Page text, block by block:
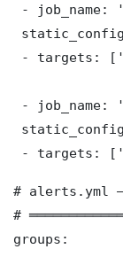
- job_name:
- targets:
- job_name:
- targets:
# alerts.yml
#
groups: